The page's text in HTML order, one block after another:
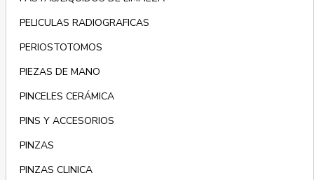
PELICULAS RADIOGRAFICAS
PERIOSTOTOMOS
PIEZAS DE MANO
PINCELES CERÁMICA
PINS Y ACCESORIOS
PINZAS
PINZAS CLINICA